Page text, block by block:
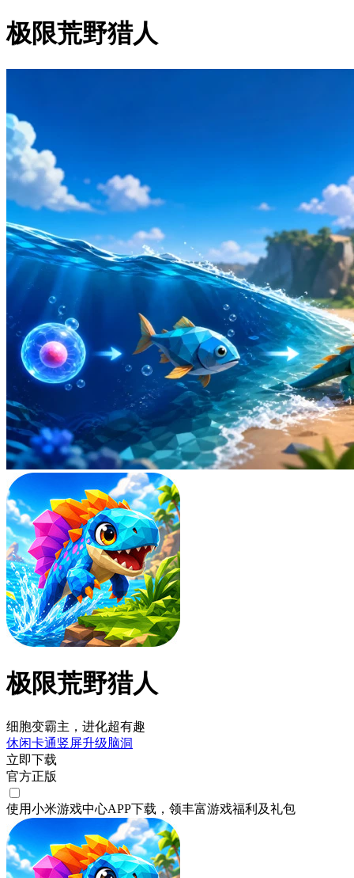
极限荒野猎人
极限荒野猎人
细胞变霸主，进化超有趣
休闲卡通竖屏升级脑洞
立即下载
官方正版
使用小米游戏中心APP下载 ，领丰富游戏福利 及礼包